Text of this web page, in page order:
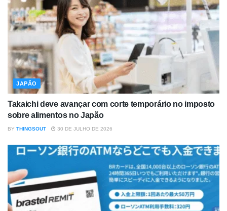
JAPÃO
Takaichi deve avançar com corte temporário no imposto
sobre alimentos no Japão
BY THINGSOUT 30 DE JULHO DE 2026